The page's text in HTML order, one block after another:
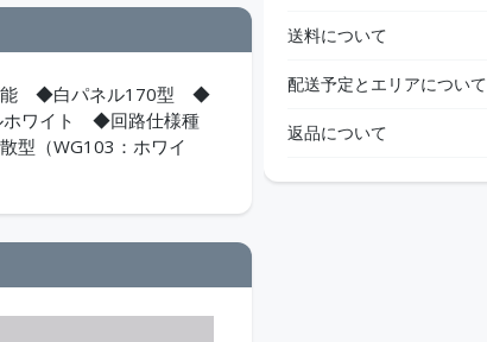
可能 ◆白パネル170型 ◆
ワイト ◆回路仕様種
（WG103：ホワイ
送料について
配送予定とエリアについて
返品について